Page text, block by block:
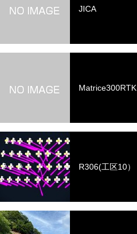
JICA
Matrice300RTK
R306(工区10）